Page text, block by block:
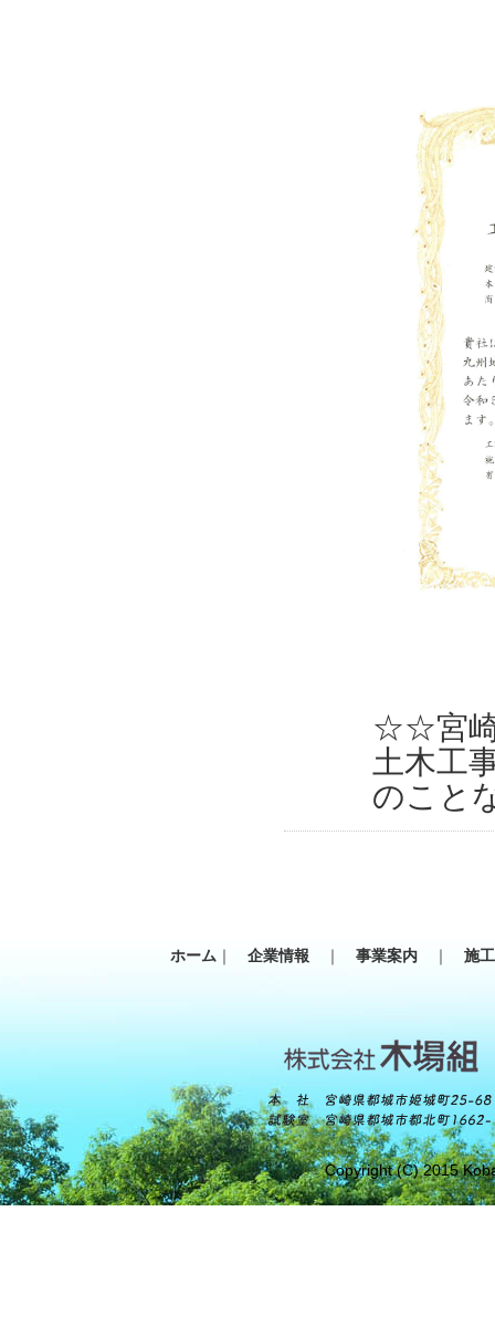
☆☆宮崎
土木工
のこと
ホーム ｜ 企業情報 ｜ 事業案内 ｜ 施
Copyright (C) 2015